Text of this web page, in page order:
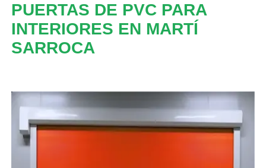
PUERTAS DE PVC PARA
INTERIORES EN MARTÍ
SARROCA